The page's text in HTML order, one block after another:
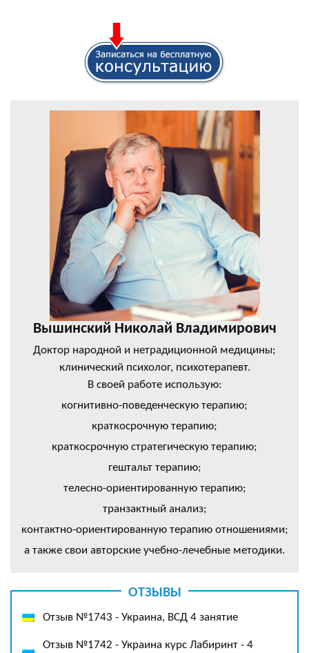
Вышинский Николай Владимирович
Доктор народной и нетрадиционной медицины;
клинический психолог, психотерапевт.
В своей работе использую:
когнитивно-поведенческую терапию;
краткосрочную терапию;
краткосрочную стратегическую терапию;
гештальт терапию;
телесно-ориентированную терапию;
транзактный анализ;
контактно-ориентированную терапию отношениями;
а также свои авторские учебно-лечебные методики.
ОТЗЫВЫ
Отзыв №1743 - Украина, ВСД 4 занятие
Отзыв №1742 - Украина курс Лабиринт - 4